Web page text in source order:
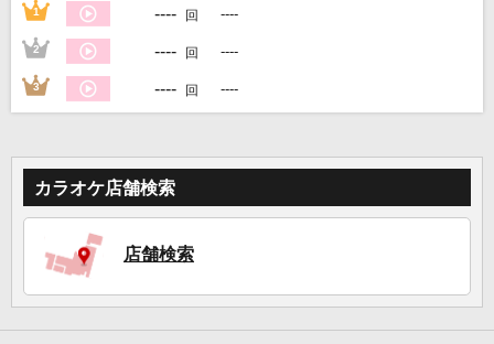
1 ---- 回 ----
2 ---- 回 ----
3 ---- 回 ----
カラオケ店舗検索
店舗検索